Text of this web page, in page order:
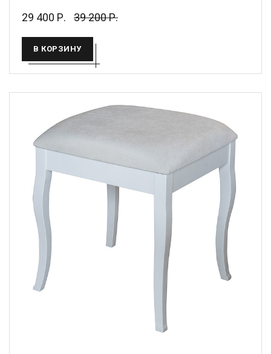
29 400 Р. 39 200 Р.
В КОРЗИНУ